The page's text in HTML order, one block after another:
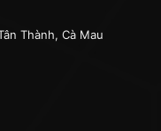
Thành, Cà Mau